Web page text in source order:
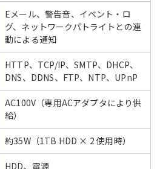
Eメール、警告音、イベント・ロ
グ、ネットワークパトライトとの連
動による通知
HTTP、TCP/IP、SMTP、DHCP、
DNS、DDNS、FTP、NTP、UPnP
AC100V（専用ACアダプタにより供
給）
約35W（1TB HDD × 2 使用時）
HDD、電源